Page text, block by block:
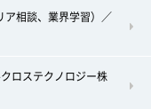
ア相談、業界学習）／
ロステクノロジー株